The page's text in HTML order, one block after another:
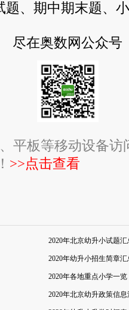
题、期中期末题、
尽在奥数网公众号
平板等移动设备访
>>点击查看
2020年北京幼升小试题汇
2020年幼升小招生简章汇
2020年各地重点小学一览
2020年北京幼升政策信息